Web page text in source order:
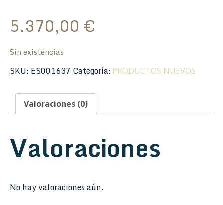
5.370,00 €
Sin existencias
SKU: ES001637 Categoría: PRODUCTOS NUEVOS
Valoraciones (0)
Valoraciones
No hay valoraciones aún.